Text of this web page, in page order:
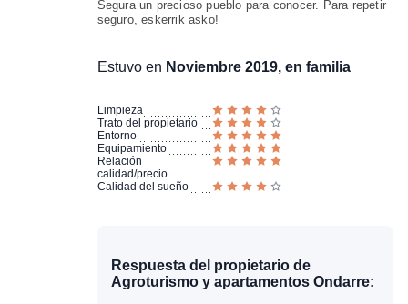
Segura un precioso pueblo para conocer. Para repetir
seguro, eskerrik asko!
Estuvo en Noviembre 2019, en familia
Limpieza
Trato del propietario
Entorno
Equipamiento
Relación
calidad/precio
Calidad del sueño
Respuesta del propietario de
Agroturismo y apartamentos Ondarre: